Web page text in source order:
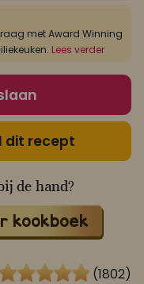
met Award Winning
Lees verder
dit recept
de hand?
kookboek
(1802)